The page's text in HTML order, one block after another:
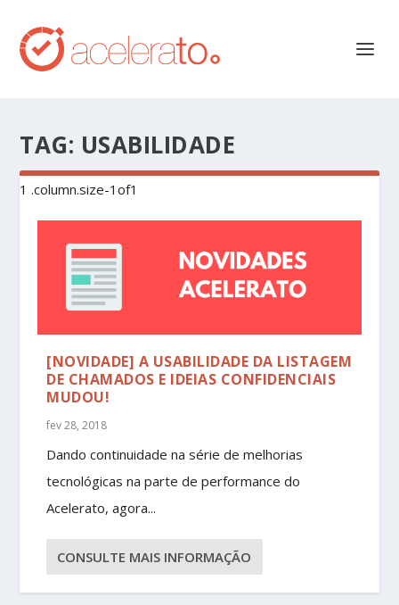
TAG: USABILIDADE
[NOVIDADE] A USABILIDADE DA LISTAGEM
DE CHAMADOS E IDEIAS CONFIDENCIAIS
MUDOU!
fev 28, 2018
Dando continuidade na série de melhorias
tecnológicas na parte de performance do
Acelerato, agora...
CONSULTE MAIS INFORMAÇÃO